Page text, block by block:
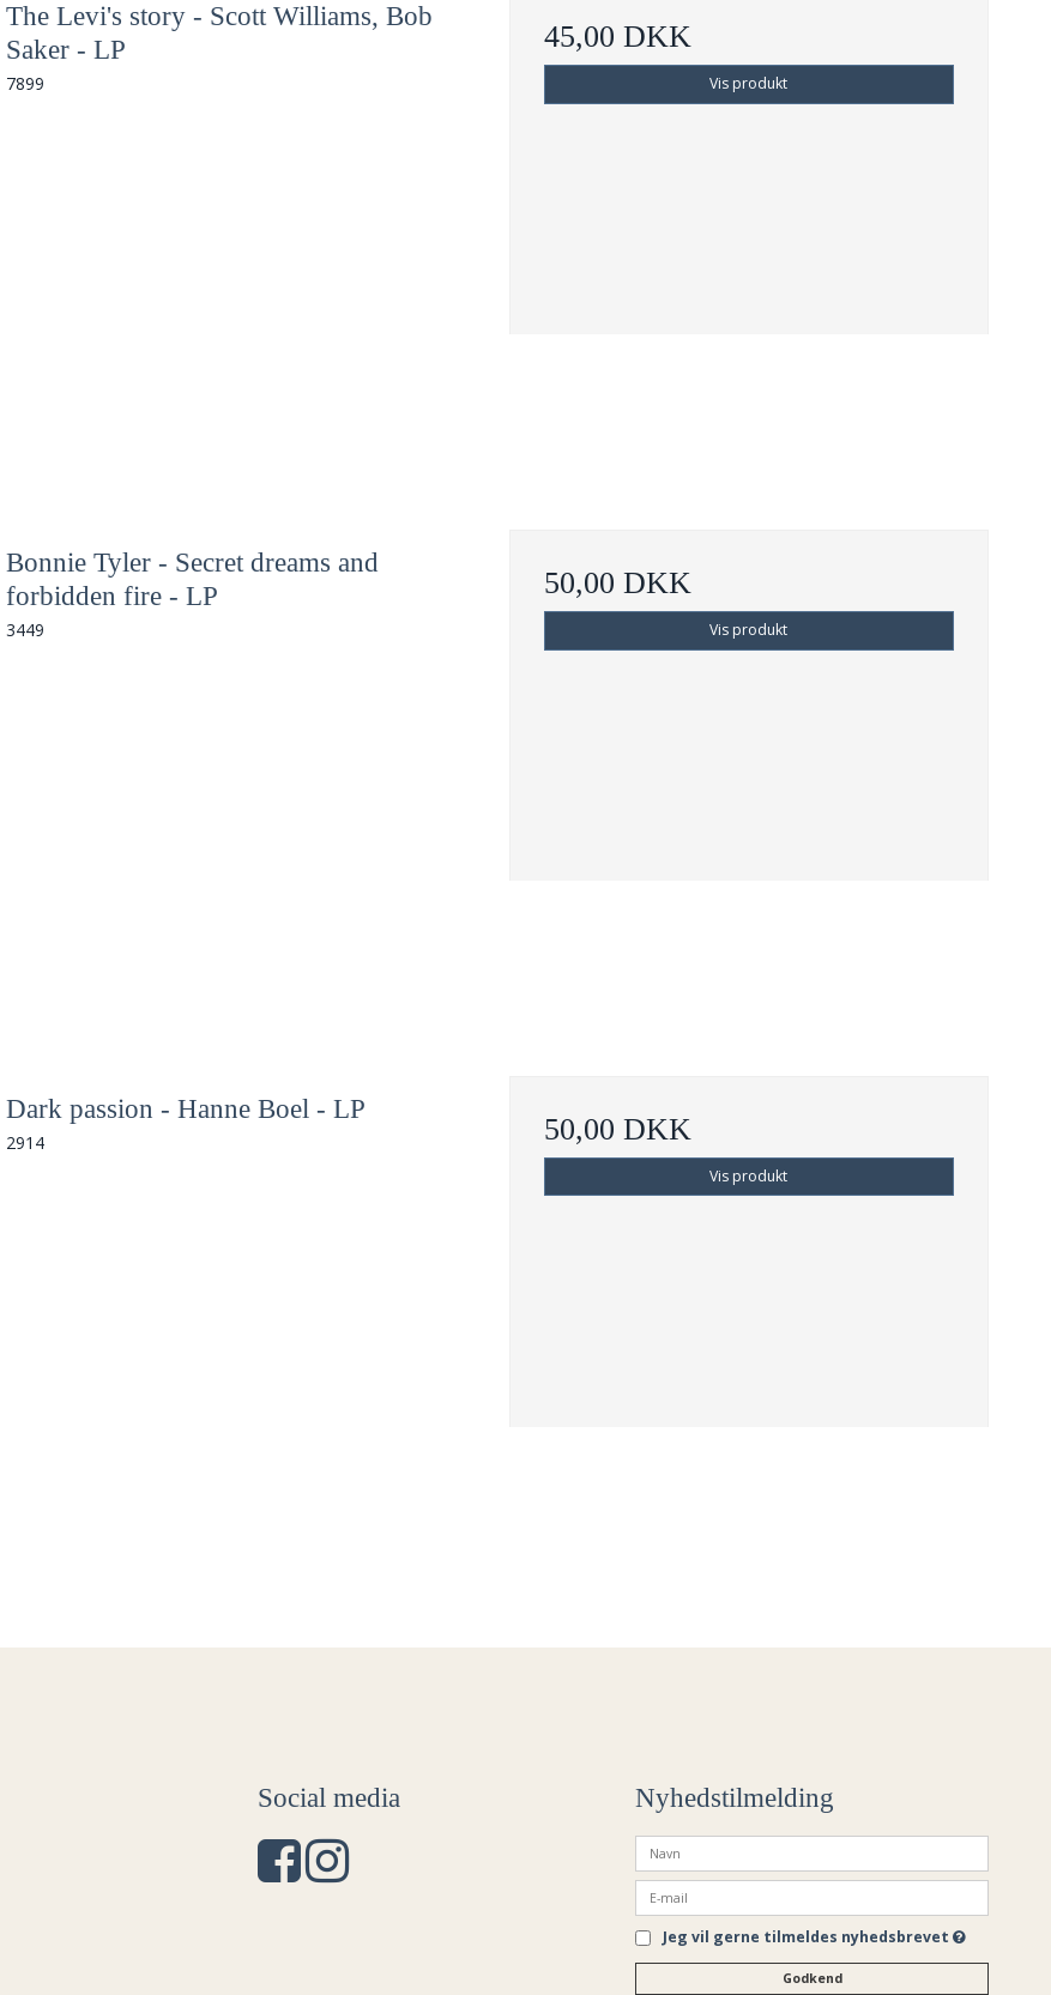
The Levi's story - Scott Williams, Bob
Saker - LP
7899
45,00 DKK
Vis produkt
Bonnie Tyler - Secret dreams and
forbidden fire - LP
3449
50,00 DKK
Vis produkt
Dark passion - Hanne Boel - LP
2914 50,00 DKK
Vis produkt
Social media Nyhedstilmelding
Jeg vil gerne tilmeldes nyhedsbrevet
Godkend